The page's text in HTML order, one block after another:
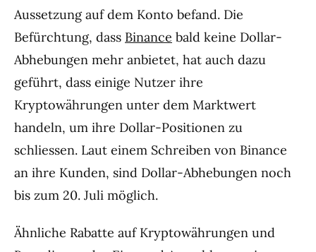
Aussetzung auf dem Konto befand. Die
Befürchtung, dass Binance bald keine Dollar-
Abhebungen mehr anbietet, hat auch dazu
geführt, dass einige Nutzer ihre
Kryptowährungen unter dem Marktwert
handeln, um ihre Dollar-Positionen zu
schliessen. Laut einem Schreiben von Binance
an ihre Kunden, sind Dollar-Abhebungen noch
bis zum 20. Juli möglich.
Ähnliche Rabatte auf Kryptowährungen und